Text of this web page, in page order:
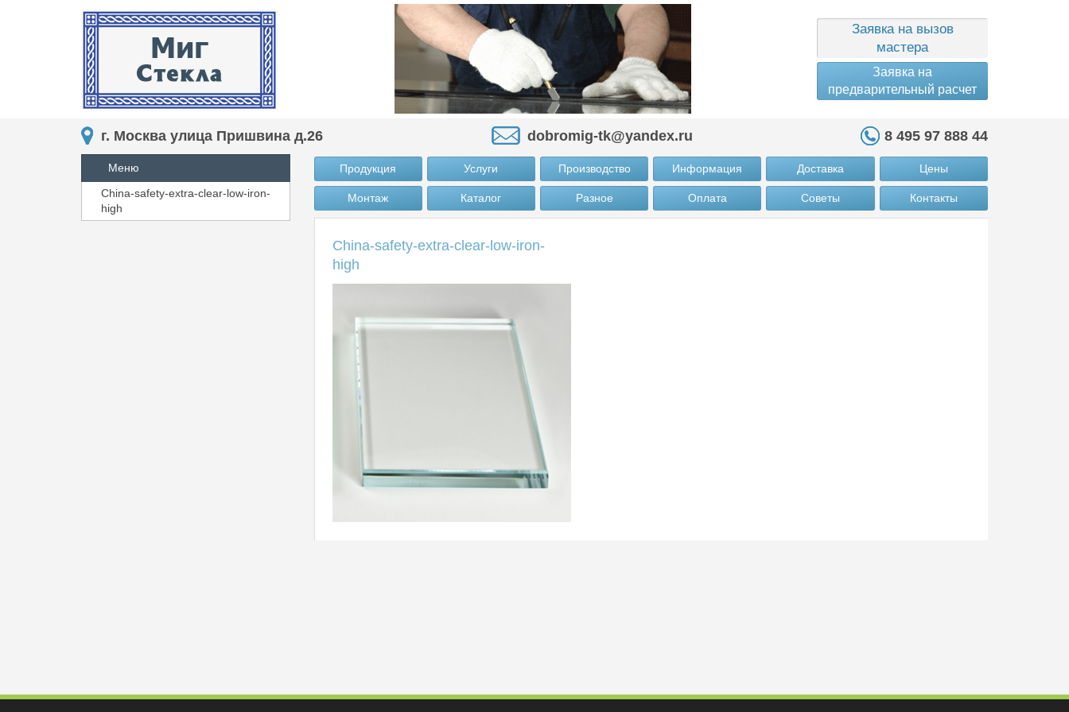
Заявка на вызов
мастера
Заявка на
предварительный расчет
г. Москва улица Пришвина д.26 dobromig-tk@yandex.ru 8 495 97 888 44
Меню
China-safety-extra-clear-low-iron-
high
Продукция Услуги Производство Информация Доставка Цены
Монтаж Каталог Разное Оплата Советы Контакты
China-safety-extra-clear-low-iron-
high